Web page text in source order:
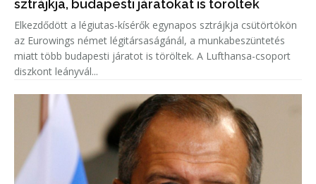
sztrájkja, budapesti járatokat is töröltek
Elkezdődött a légiutas-kísérők egynapos sztrájkja csütörtökön
az Eurowings német légitársaságánál, a munkabeszüntetés
miatt több budapesti járatot is töröltek. A Lufthansa-csoport
diszkont leányvál...